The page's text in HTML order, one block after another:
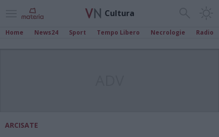
Cultura
Home News24 Sport Tempo Libero Necrologie Radio
ARCISATE